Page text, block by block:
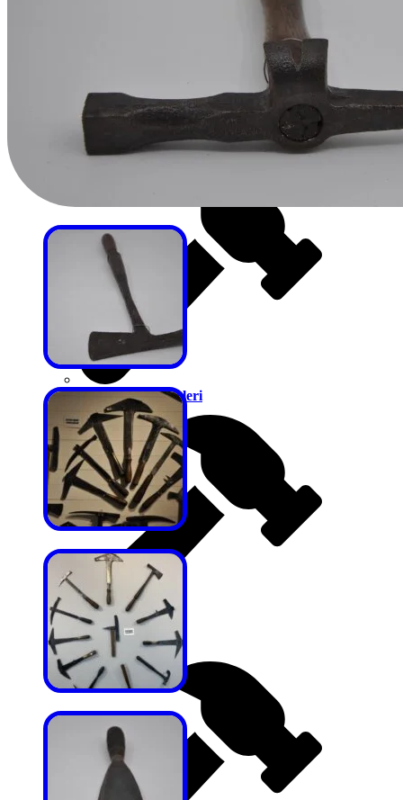
Eye ve Törpü Çekiçleri
Fıçı Yapım Çekiçleri
Fransız Çekiçleri